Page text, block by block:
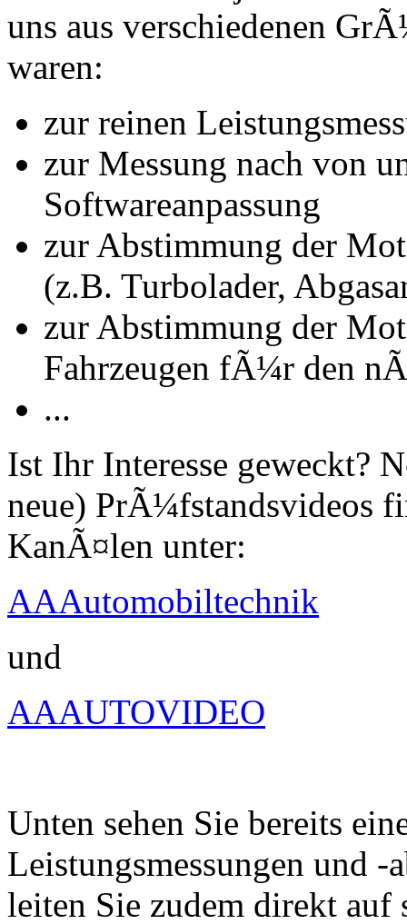
uns aus verschiedenen
waren:
zur reinen
zur Messung nach von
Softwareanpassung
zur Abstimmung der
(z.B. Turbolader,
zur Abstimmung der
Fahrzeugen fÃ¼r den
...
Ist Ihr Interesse geweckt?
neue) PrÃ¼fstandsvideos
KanÃ¤len unter:
AAAutomobiltechnik
und
AAAUTOVIDEO
Unten sehen Sie bereits
Leistungsmessungen und -
leiten Sie zudem direkt auf